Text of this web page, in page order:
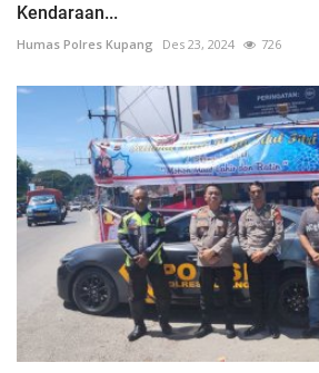
Kendaraan...
Humas Polres Kupang Des 23, 2024 726